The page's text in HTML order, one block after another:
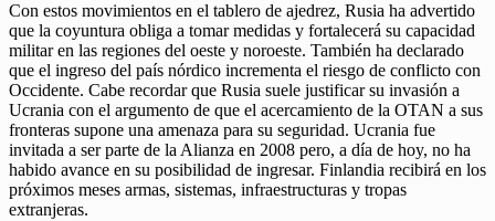
Con estos movimientos en el tablero de ajedrez, Rusia ha advertido
que la coyuntura obliga a tomar medidas y fortalecerá su capacidad
militar en las regiones del oeste y noroeste. También ha declarado
que el ingreso del país nórdico incrementa el riesgo de conflicto con
Occidente. Cabe recordar que Rusia suele justificar su invasión a
Ucrania con el argumento de que el acercamiento de la OTAN a sus
fronteras supone una amenaza para su seguridad. Ucrania fue
invitada a ser parte de la Alianza en 2008 pero, a día de hoy, no ha
habido avance en su posibilidad de ingresar. Finlandia recibirá en los
próximos meses armas, sistemas, infraestructuras y tropas
extranjeras.